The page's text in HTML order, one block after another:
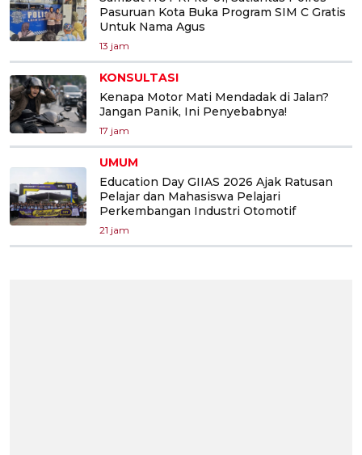
Pasuruan Kota Buka Program SIM C Gratis
Untuk Nama Agus
13 jam
KONSULTASI
Kenapa Motor Mati Mendadak di Jalan?
Jangan Panik, Ini Penyebabnya!
17 jam
UMUM
Education Day GIIAS 2026 Ajak Ratusan
Pelajar dan Mahasiswa Pelajari
Perkembangan Industri Otomotif
21 jam